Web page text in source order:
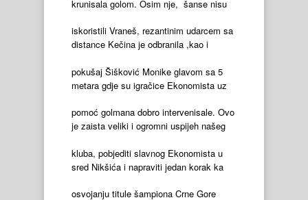
krunisala golom. Osim nje, šanse nisu
iskoristili Vraneš, rezantinim udarcem sa
distance Kečina je odbranila ,kao i
pokušaj Šišković Monike glavom sa 5
metara gdje su igračice Ekonomista uz
pomoć golmana dobro intervenisale. Ovo
je zaista veliki i ogromni uspijeh našeg
kluba, pobjediti slavnog Ekonomista u
sred Nikšića i napraviti jedan korak ka
osvojanju titule šampiona Crne Gore